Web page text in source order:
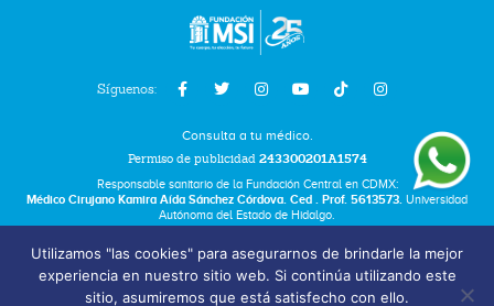
Síguenos:
Consulta a tu médico.
Permiso de publicidad 243300201A1574
Responsable sanitario de la Fundación Central en CDMX:
Médico Cirujano Kamira Aída Sánchez Córdova. Ced . Prof. 5613573. Universidad
Autónoma del Estado de Hidalgo.
Términos y Condiciones
Bolsa de Trabajo
Utilizamos "las cookies" para asegurarnos de brindarle la mejor
experiencia en nuestro sitio web. Si continúa utilizando este
sitio, asumiremos que está satisfecho con ello.